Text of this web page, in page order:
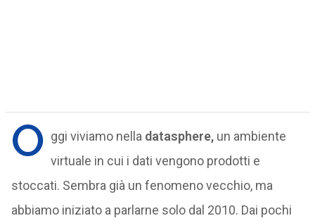
O ggi viviamo nella datasphere,un ambiente
virtuale in cui i dati vengono prodotti e
stoccati. Sembra già un fenomeno vecchio, ma
abbiamo iniziato a parlarne solo dal 2010. Dai pochi